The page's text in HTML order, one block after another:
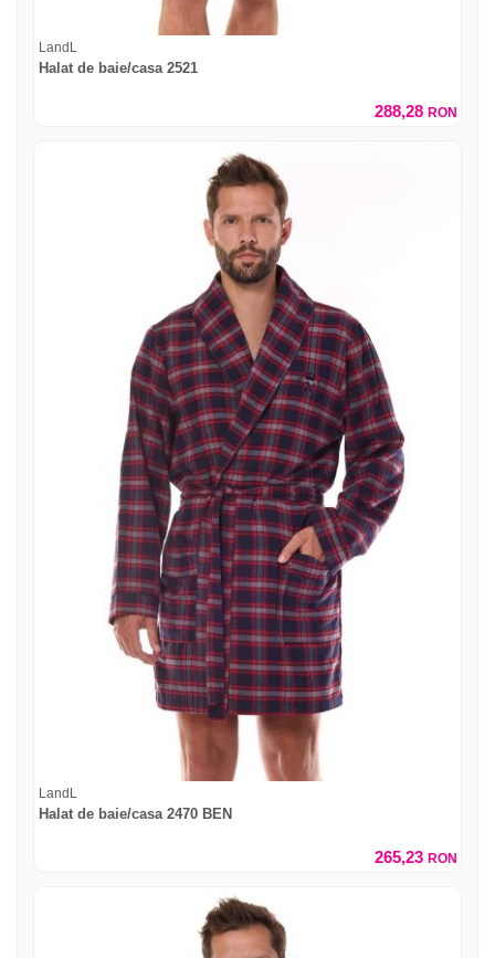
LandL
Halat de baie/casa 2521
288,28 RON
LandL
Halat de baie/casa 2470 BEN
265,23 RON